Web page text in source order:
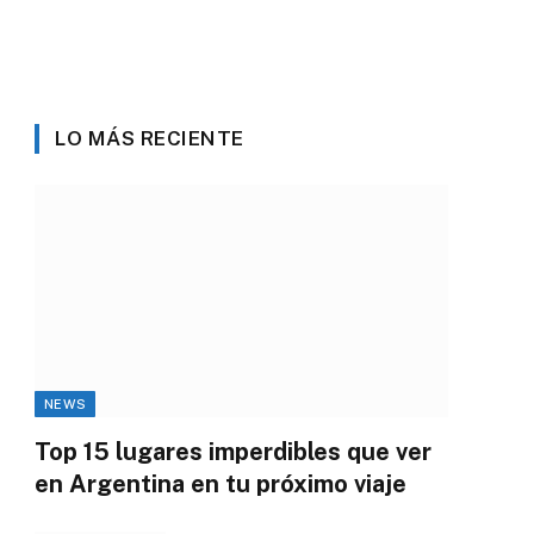
LO MÁS RECIENTE
NEWS
Top 15 lugares imperdibles que ver
en Argentina en tu próximo viaje